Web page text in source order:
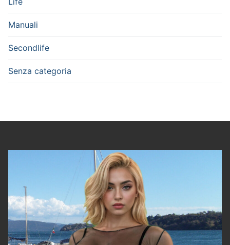
Manuali
Secondlife
Senza categoria